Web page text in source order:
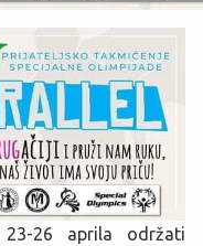
26 aprila održati